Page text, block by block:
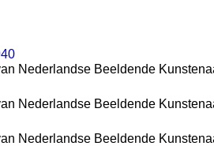
Nederlandse Beeldende
Nederlandse Beeldende
Nederlandse Beeldende